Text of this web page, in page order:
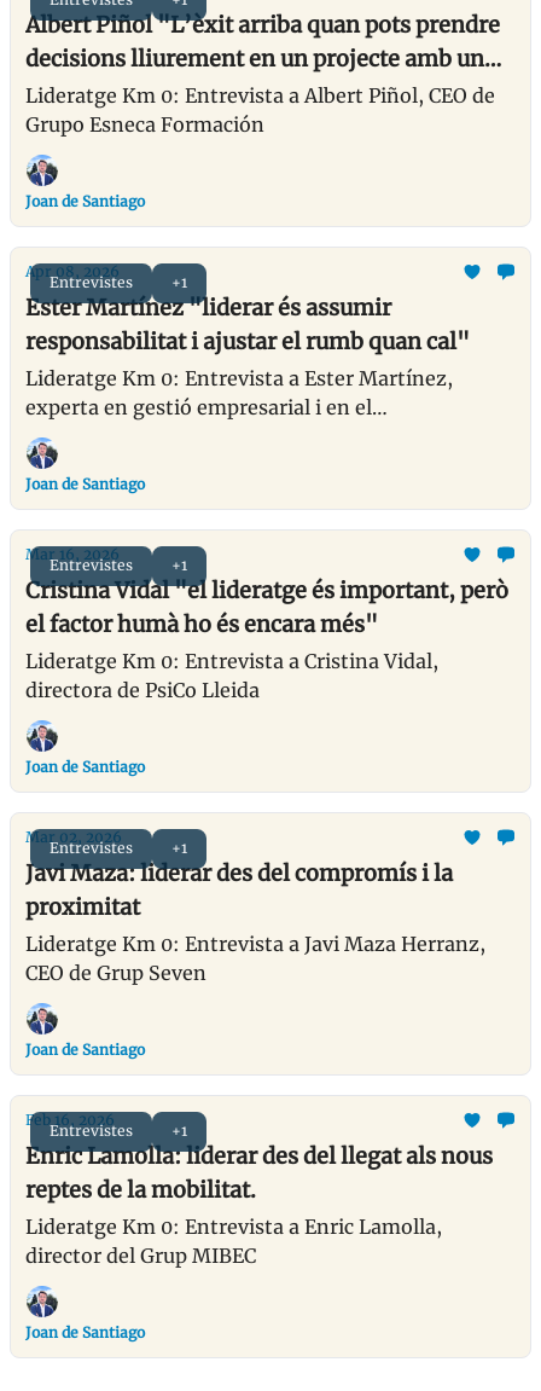
Albert Piñol "L’èxit arriba quan pots prendre
decisions lliurement en un projecte amb un
entorn sòlid i pensant en el llarg termini."
Lideratge Km 0: Entrevista a Albert Piñol, CEO de
Grupo Esneca Formación
Joan de Santiago
Entrevistes +1
Apr 08, 2026
Ester Martínez "liderar és assumir
responsabilitat i ajustar el rumb quan cal"
Lideratge Km 0: Entrevista a Ester Martínez,
experta en gestió empresarial i en el
desenvolupament del talent en departaments
d'administració
Joan de Santiago
Entrevistes +1
Mar 16, 2026
Cristina Vidal "el lideratge és important, però
el factor humà ho és encara més"
Lideratge Km 0: Entrevista a Cristina Vidal,
directora de PsiCo Lleida
Joan de Santiago
Entrevistes +1
Mar 02, 2026
Javi Maza: liderar des del compromís i la
proximitat
Lideratge Km 0: Entrevista a Javi Maza Herranz,
CEO de Grup Seven
Joan de Santiago
Entrevistes +1
Feb 16, 2026
Enric Lamolla: liderar des del llegat als nous
reptes de la mobilitat.
Lideratge Km 0: Entrevista a Enric Lamolla,
director del Grup MIBEC
Joan de Santiago